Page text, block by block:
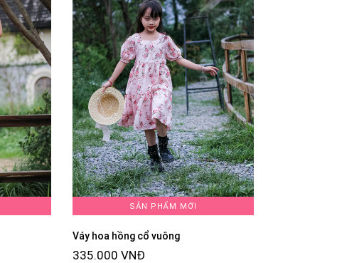
SẢN PHẨM MỚI
Váy hoa hồng cổ vuông
335.000 VNĐ